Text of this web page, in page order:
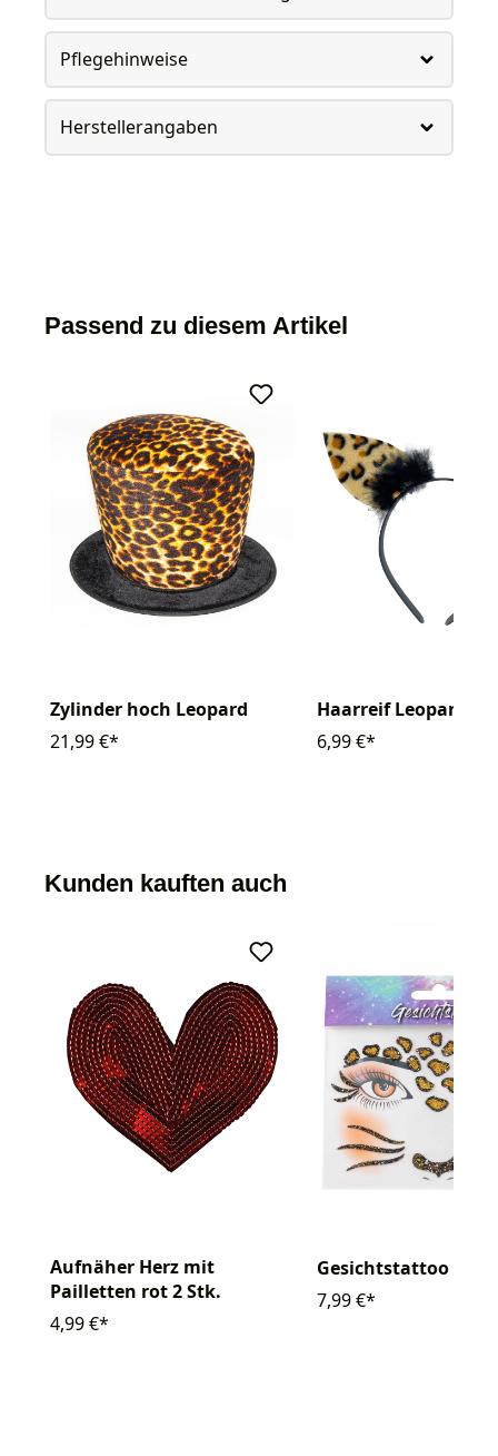
Pflegehinweise
Herstellerangaben
Passend zu diesem Artikel
Zylinder hoch Leopard
21,99 €*
Haarreif Leopard
6,99 €*
Kunden kauften auch
Aufnäher Herz mit
Pailletten rot 2 Stk.
4,99 €*
Gesichtstattoo
7,99 €*